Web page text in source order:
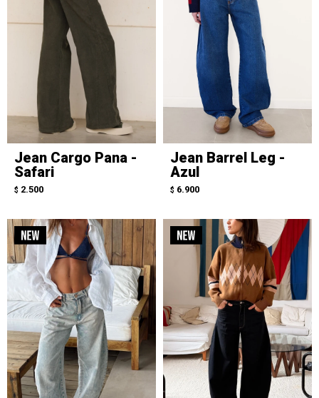
Jean Cargo Pana -
Safari
$ 2.500
Jean Barrel Leg -
Azul
$ 6.900